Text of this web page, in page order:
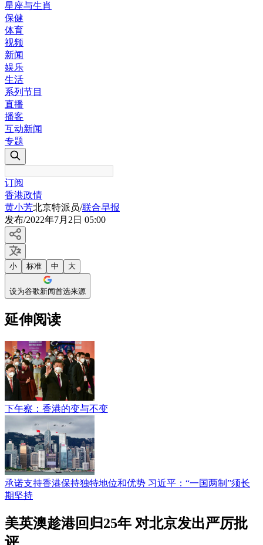
星座与生肖
保健
体育
视频
新闻
娱乐
生活
系列节目
直播
播客
互动新闻
专题
订阅
香港政情
黄小芳北京特派员/联合早报
发布/2022年7月2日 05:00
小 标准 中 大
设为谷歌新闻首选来源
延伸阅读
下午察：香港的变与不变
承诺支持香港保持独特地位和优势 习近平：“一国两制”须长
期坚持
美英澳趁港回归25年 对北京发出严厉批
评